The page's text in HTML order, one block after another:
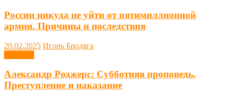
России никуда не уйти от пятимиллионной
армии. Причины и последствия
20.02.2025 Игорь Бродяга
Александр Роджерс: Субботняя проповедь.
Преступление и наказание